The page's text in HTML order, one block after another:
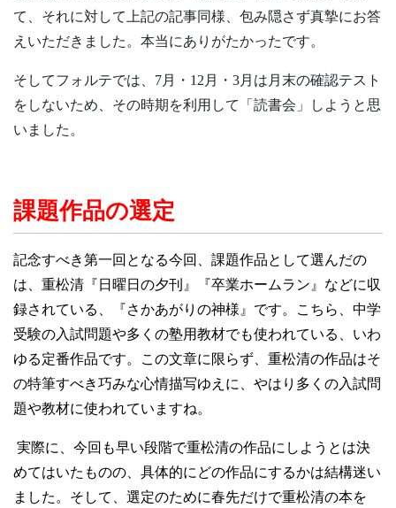
て、それに対して上記の記事同様、包み隠さず真摯にお答
えいただきました。本当にありがたかったです。
そしてフォルテでは、7月・12月・3月は月末の確認テスト
をしないため、その時期を利用して「読書会」しようと思
いました。
課題作品の選定
記念すべき第一回となる今回、課題作品として選んだの
は、重松清『日曜日の夕刊』『卒業ホームラン』などに収
録されている、『さかあがりの神様』です。こちら、中学
受験の入試問題や多くの塾用教材でも使われている、いわ
ゆる定番作品です。この文章に限らず、重松清の作品はそ
の特筆すべき巧みな心情描写ゆえに、やはり多くの入試問
題や教材に使われていますね。
実際に、今回も早い段階で重松清の作品にしようとは決
めてはいたものの、具体的にどの作品にするかは結構迷い
ました。そして、選定のために春先だけで重松清の本を